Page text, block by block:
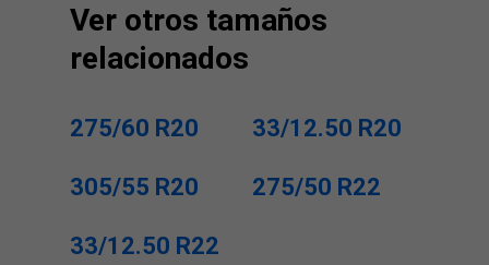
Ver otros tamaños
relacionados
275/60 R20 33/12.50 R20
305/55 R20 275/50 R22
33/12.50 R22